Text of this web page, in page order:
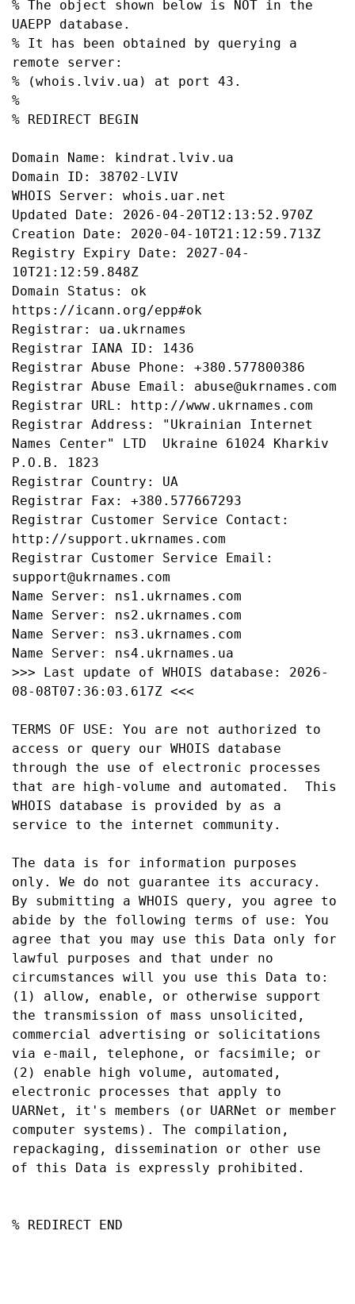
% The object shown below is NOT in the
UAEPP database.
% It has been obtained by querying a
remote server:
% (whois.lviv.ua) at port 43.
%
% REDIRECT BEGIN
Domain Name: kindrat.lviv.ua
Domain ID: 38702-LVIV
WHOIS Server: whois.uar.net
Updated Date: 2026-04-20T12:13:52.970Z
Creation Date: 2020-04-10T21:12:59.713Z
Registry Expiry Date: 2027-04-
10T21:12:59.848Z
Domain Status: ok
https://icann.org/epp#ok
Registrar: ua.ukrnames
Registrar IANA ID: 1436
Registrar Abuse Phone: +380.577800386
Registrar Abuse Email: abuse@ukrnames.com
Registrar URL: http://www.ukrnames.com
Registrar Address: "Ukrainian Internet
Names Center" LTD  Ukraine 61024 Kharkiv
P.O.B. 1823
Registrar Country: UA
Registrar Fax: +380.577667293
Registrar Customer Service Contact:
http://support.ukrnames.com
Registrar Customer Service Email:
support@ukrnames.com
Name Server: ns1.ukrnames.com
Name Server: ns2.ukrnames.com
Name Server: ns3.ukrnames.com
Name Server: ns4.ukrnames.ua
>>> Last update of WHOIS database: 2026-
08-08T07:36:03.617Z <<<
TERMS OF USE: You are not authorized to
access or query our WHOIS database
through the use of electronic processes
that are high-volume and automated.  This
WHOIS database is provided by as a
service to the internet community.
The data is for information purposes
only. We do not guarantee its accuracy.
By submitting a WHOIS query, you agree to
abide by the following terms of use: You
agree that you may use this Data only for
lawful purposes and that under no
circumstances will you use this Data to:
(1) allow, enable, or otherwise support
the transmission of mass unsolicited,
commercial advertising or solicitations
via e-mail, telephone, or facsimile; or
(2) enable high volume, automated,
electronic processes that apply to
UARNet, it's members (or UARNet or member
computer systems). The compilation,
repackaging, dissemination or other use
of this Data is expressly prohibited.
% REDIRECT END